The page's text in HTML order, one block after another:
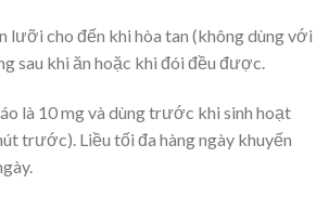
lưỡi cho đến khi hòa tan (không dùng với
sau khi ăn hoặc khi đói đều được.
là 10 mg và dùng trước khi sinh hoạt
trước). Liều tối đa hàng ngày khuyến